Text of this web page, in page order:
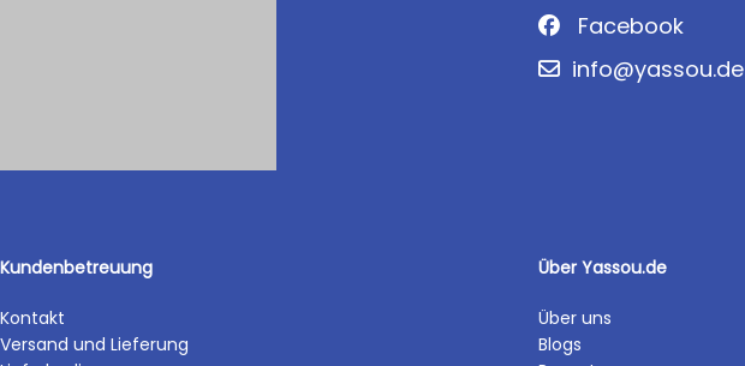
Facebook
info@yassou.de
Kundenbetreuung
Kontakt
Versand und Lieferung
Über Yassou.de
Über uns
Blogs